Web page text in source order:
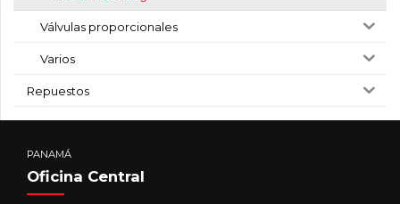
Válvulas proporcionales
Varios
Repuestos
PANAMÁ
Oficina Central